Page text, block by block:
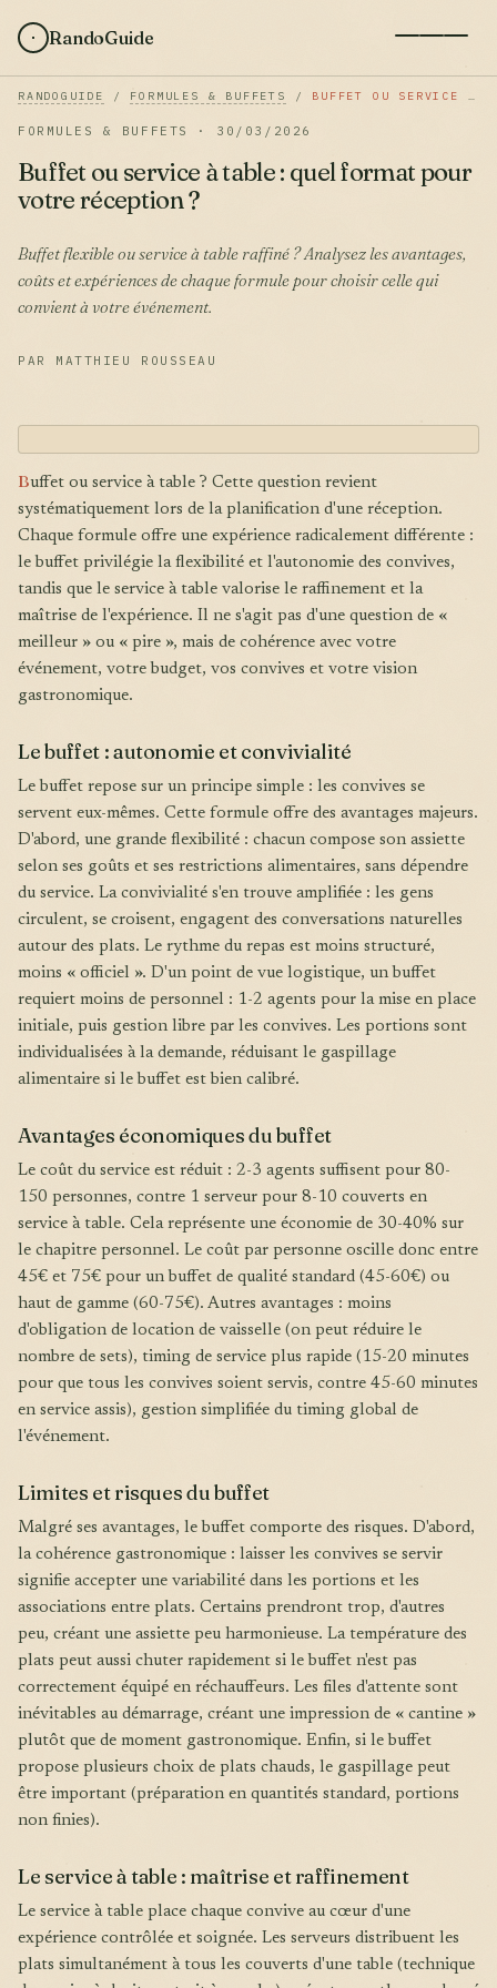
RandoGuide
RANDOGUIDE / FORMULES & BUFFETS / BUFFET OU SERVICE À TABLE : QUEL FORMAT POUR VOTRE RÉCEPTION ?
FORMULES & BUFFETS · 30/03/2026
Buffet ou service à table : quel format pour
votre réception ?
Buffet flexible ou service à table raffiné ? Analysez les avantages,
coûts et expériences de chaque formule pour choisir celle qui
convient à votre événement.
PAR MATTHIEU ROUSSEAU
Buffet ou service à table ? Cette question revient
systématiquement lors de la planification d'une réception.
Chaque formule offre une expérience radicalement différente :
le buffet privilégie la flexibilité et l'autonomie des convives,
tandis que le service à table valorise le raffinement et la
maîtrise de l'expérience. Il ne s'agit pas d'une question de «
meilleur » ou « pire », mais de cohérence avec votre
événement, votre budget, vos convives et votre vision
gastronomique.
Le buffet : autonomie et convivialité
Le buffet repose sur un principe simple : les convives se
servent eux-mêmes. Cette formule offre des avantages majeurs.
D'abord, une grande flexibilité : chacun compose son assiette
selon ses goûts et ses restrictions alimentaires, sans dépendre
du service. La convivialité s'en trouve amplifiée : les gens
circulent, se croisent, engagent des conversations naturelles
autour des plats. Le rythme du repas est moins structuré,
moins « officiel ». D'un point de vue logistique, un buffet
requiert moins de personnel : 1-2 agents pour la mise en place
initiale, puis gestion libre par les convives. Les portions sont
individualisées à la demande, réduisant le gaspillage
alimentaire si le buffet est bien calibré.
Avantages économiques du buffet
Le coût du service est réduit : 2-3 agents suffisent pour 80-
150 personnes, contre 1 serveur pour 8-10 couverts en
service à table. Cela représente une économie de 30-40% sur
le chapitre personnel. Le coût par personne oscille donc entre
45€ et 75€ pour un buffet de qualité standard (45-60€) ou
haut de gamme (60-75€). Autres avantages : moins
d'obligation de location de vaisselle (on peut réduire le
nombre de sets), timing de service plus rapide (15-20 minutes
pour que tous les convives soient servis, contre 45-60 minutes
en service assis), gestion simplifiée du timing global de
l'événement.
Limites et risques du buffet
Malgré ses avantages, le buffet comporte des risques. D'abord,
la cohérence gastronomique : laisser les convives se servir
signifie accepter une variabilité dans les portions et les
associations entre plats. Certains prendront trop, d'autres
peu, créant une assiette peu harmonieuse. La température des
plats peut aussi chuter rapidement si le buffet n'est pas
correctement équipé en réchauffeurs. Les files d'attente sont
inévitables au démarrage, créant une impression de « cantine »
plutôt que de moment gastronomique. Enfin, si le buffet
propose plusieurs choix de plats chauds, le gaspillage peut
être important (préparation en quantités standard, portions
non finies).
Le service à table : maîtrise et raffinement
Le service à table place chaque convive au cœur d'une
expérience contrôlée et soignée. Les serveurs distribuent les
plats simultanément à tous les couverts d'une table (technique